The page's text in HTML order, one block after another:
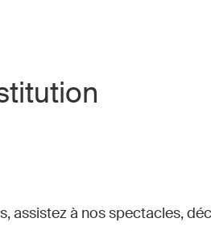
assistez à nos spectacles,